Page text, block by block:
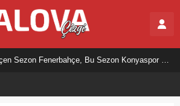
Sezon Fenerbahçe, Bu Sezon Konyaspor Mu?